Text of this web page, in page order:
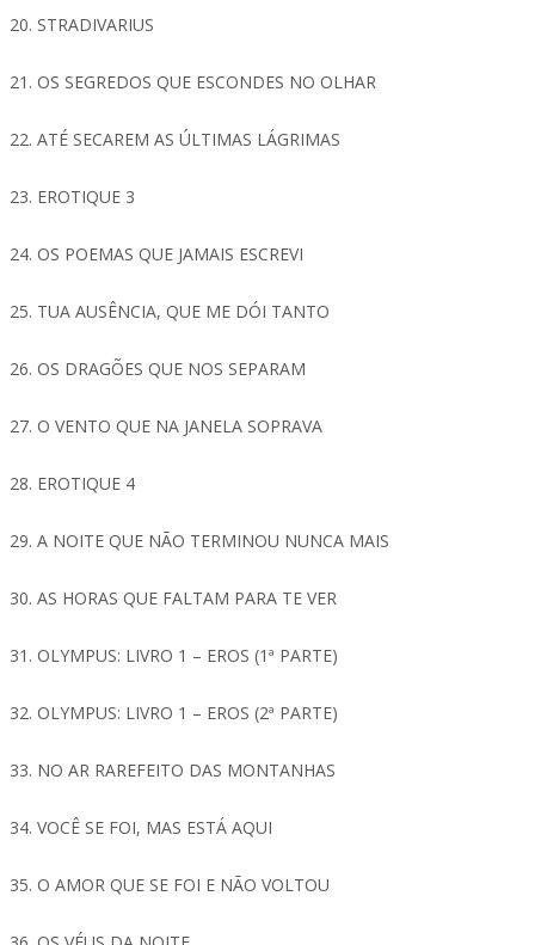
20. STRADIVARIUS
21. OS SEGREDOS QUE ESCONDES NO OLHAR
22. ATÉ SECAREM AS ÚLTIMAS LÁGRIMAS
23. EROTIQUE 3
24. OS POEMAS QUE JAMAIS ESCREVI
25. TUA AUSÊNCIA, QUE ME DÓI TANTO
26. OS DRAGÕES QUE NOS SEPARAM
27. O VENTO QUE NA JANELA SOPRAVA
28. EROTIQUE 4
29. A NOITE QUE NÃO TERMINOU NUNCA MAIS
30. AS HORAS QUE FALTAM PARA TE VER
31. OLYMPUS: LIVRO 1 – EROS (1ª PARTE)
32. OLYMPUS: LIVRO 1 – EROS (2ª PARTE)
33. NO AR RAREFEITO DAS MONTANHAS
34. VOCÊ SE FOI, MAS ESTÁ AQUI
35. O AMOR QUE SE FOI E NÃO VOLTOU